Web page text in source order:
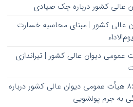
رویه ۸۶۹ دیوان عالی کشور | مبنای محاسبه خسارت
رویه ۸۶۷ هیأت عمومی دیوان عالی کشور | تیراندازی
رأی وحدت رویه شماره ۸۶۸ هیأت عمومی دیوان عالی کشور درباره
به جرم پولشویی